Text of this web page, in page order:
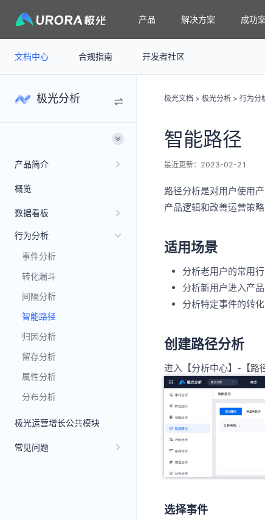
产品 解决方案 成功
文档中心 合规指南 开发者社区
极光分析
产品简介
概览
数据看板
行为分析
事件分析
转化漏斗
间隔分析
智能路径
归因分析
留存分析
属性分析
分布分析
极光运营增长公共模块
常见问题
极光文档 > 极光分析 > 行为分
智能路径
最近更新：2023-02-21
路径分析是对用户使用
产品逻辑和改善运营策略
适用场景
分析老用户的常用
分析新用户进入产
分析特定事件的转
创建路径分析
进入【分析中心】-【路
选择事件